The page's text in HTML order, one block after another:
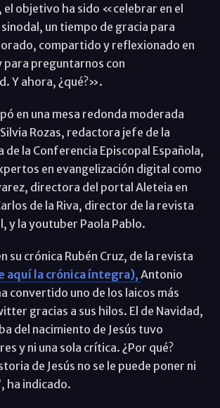
el objetivo ha sido «celebrar en el
un tiempo de gracia para
compartido y reflexionado en
para preguntarnos con
Y ahora, ¿qué?».
en una mesa redonda moderada
Rozas, redactora jefe de la
de la Conferencia Episcopal Española,
en evangelización digital como
directora del portal Aleteia en
de la Riva, director de la revista
y la youtuber Paola Pablo.
su crónica Rubén Cruz, de la revista
aquí la crónica íntegra), Antonio
convertido uno de los laicos más
gracias a sus hilos. El de Navidad,
del nacimiento de Jesús tuvo
y ni una sola crítica. ¿Por qué?
de Jesús no se le puede poner ni
ha indicado.